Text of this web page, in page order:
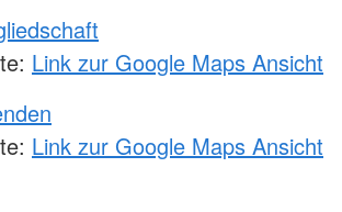
Link zur Google Maps Ansicht
Link zur Google Maps Ansicht